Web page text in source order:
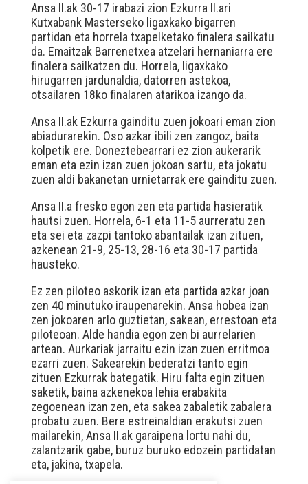
Ansa II.ak 30-17 irabazi zion Ezkurra II.ari
Kutxabank Masterseko ligaxkako bigarren
partidan eta horrela txapelketako finalera sailkatu
da. Emaitzak Barrenetxea atzelari hernaniarra ere
finalera sailkatzen du. Horrela, ligaxkako
hirugarren jardunaldia, datorren astekoa,
otsailaren 18ko finalaren atarikoa izango da.
Ansa II.ak Ezkurra gainditu zuen jokoari eman zion
abiadurarekin. Oso azkar ibili zen zangoz, baita
kolpetik ere. Doneztebearrari ez zion aukerarik
eman eta ezin izan zuen jokoan sartu, eta jokatu
zuen aldi bakanetan urnietarrak ere gainditu zuen.
Ansa II.a fresko egon zen eta partida hasieratik
hautsi zuen. Horrela, 6-1 eta 11-5 aurreratu zen
eta sei eta zazpi tantoko abantailak izan zituen,
azkenean 21-9, 25-13, 28-16 eta 30-17 partida
hausteko.
Ez zen piloteo askorik izan eta partida azkar joan
zen 40 minutuko iraupenarekin. Ansa hobea izan
zen jokoaren arlo guztietan, sakean, errestoan eta
piloteoan. Alde handia egon zen bi aurrelarien
artean. Aurkariak jarraitu ezin izan zuen erritmoa
ezarri zuen. Sakearekin bederatzi tanto egin
zituen Ezkurrak bategatik. Hiru falta egin zituen
saketik, baina azkenekoa lehia erabakita
zegoenean izan zen, eta sakea zabaletik zabalera
probatu zuen. Bere estreinaldian erakutsi zuen
mailarekin, Ansa II.ak garaipena lortu nahi du,
zalantzarik gabe, buruz buruko edozein partidatan
eta, jakina, txapela.